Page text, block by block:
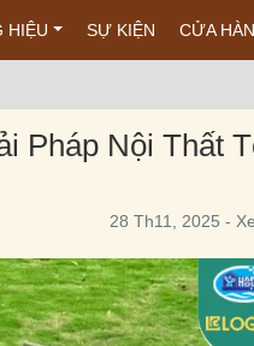
HIỆU SỰ KIỆN CỬA
Pháp Nội Thất
28 Th11, 2025 -